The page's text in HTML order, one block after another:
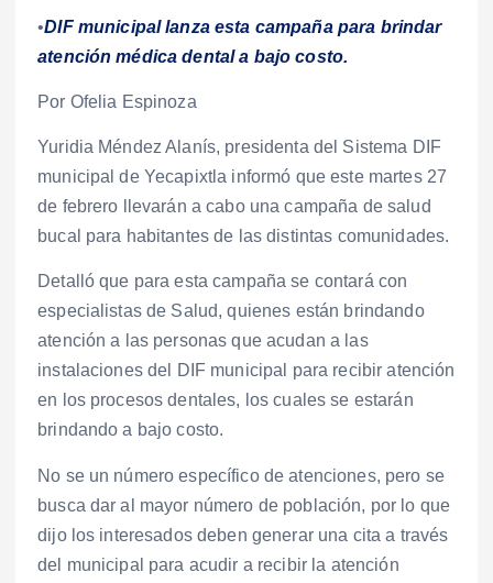
•DIF municipal lanza esta campaña para brindar
atención médica dental a bajo costo.
Por Ofelia Espinoza
Yuridia Méndez Alanís, presidenta del Sistema DIF
municipal de Yecapixtla informó que este martes 27
de febrero llevarán a cabo una campaña de salud
bucal para habitantes de las distintas comunidades.
Detalló que para esta campaña se contará con
especialistas de Salud, quienes están brindando
atención a las personas que acudan a las
instalaciones del DIF municipal para recibir atención
en los procesos dentales, los cuales se estarán
brindando a bajo costo.
No se un número específico de atenciones, pero se
busca dar al mayor número de población, por lo que
dijo los interesados deben generar una cita a través
del municipal para acudir a recibir la atención